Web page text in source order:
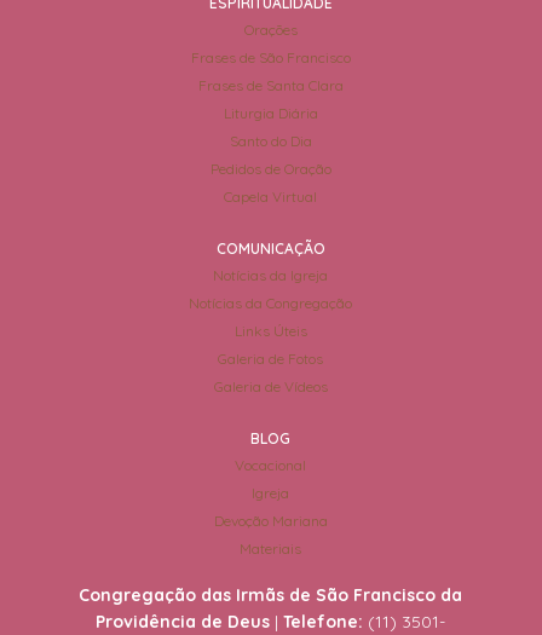
Orações
Frases de São Francisco
Frases de Santa Clara
Liturgia Diária
Santo do Dia
Pedidos de Oração
Capela Virtual
COMUNICAÇÃO
Notícias da Igreja
Notícias da Congregação
Links Úteis
Galeria de Fotos
Galeria de Vídeos
BLOG
Vocacional
Igreja
Devoção Mariana
Materiais
Congregação das Irmãs de São Francisco da
Providência de Deus |Telefone: (11) 3501-